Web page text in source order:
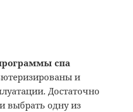
спа
и
Достаточно
выбрать одну из